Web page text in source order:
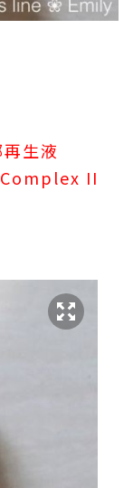
生液
II